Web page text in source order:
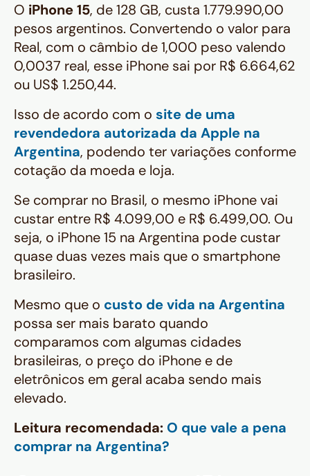
O iPhone 15, de 128 GB, custa 1.779.990,00
pesos argentinos. Convertendo o valor para
Real, com o câmbio de 1,000 peso valendo
0,0037 real, esse iPhone sai por R$ 6.664,62
ou US$ 1.250,44.
Isso de acordo com o site de uma
revendedora autorizada da Apple na
Argentina, podendo ter variações conforme
cotação da moeda e loja.
Se comprar no Brasil, o mesmo iPhone vai
custar entre R$ 4.099,00 e R$ 6.499,00. Ou
seja, o iPhone 15 na Argentina pode custar
quase duas vezes mais que o smartphone
brasileiro.
Mesmo que o custo de vida na Argentina
possa ser mais barato quando
comparamos com algumas cidades
brasileiras, o preço do iPhone e de
eletrônicos em geral acaba sendo mais
elevado.
Leitura recomendada: O que vale a pena
comprar na Argentina?